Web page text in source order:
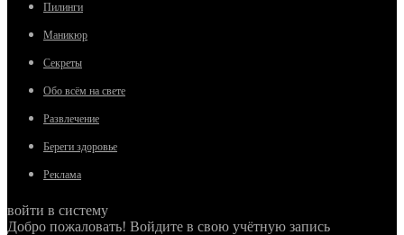
Пилинги
Маникюр
Секреты
Обо всём на свете
Развлечение
Береги здоровье
Реклама
войти в систему
Добро пожаловать! Войдите в свою учётную запись